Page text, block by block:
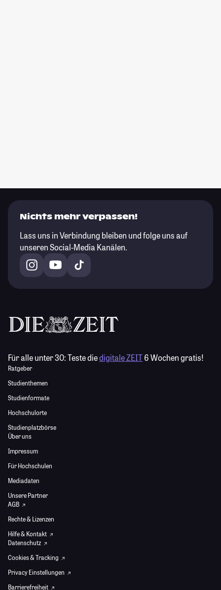
Nichts mehr verpassen!
Lass uns in Verbindung bleiben und folge uns auf
unseren Social-Media Kanälen.
Für alle unter 30:Teste diedigitale ZEIT6 Wochen gratis!
Ratgeber
Studienthemen
Studienformate
Hochschulorte
Studienplatzbörse
Über uns
Impressum
Für Hochschulen
Mediadaten
Unsere Partner
AGB
Rechte & Lizenzen
Hilfe & Kontakt
Datenschutz
Cookies & Tracking
Privacy Einstellungen
Barrierefreiheit